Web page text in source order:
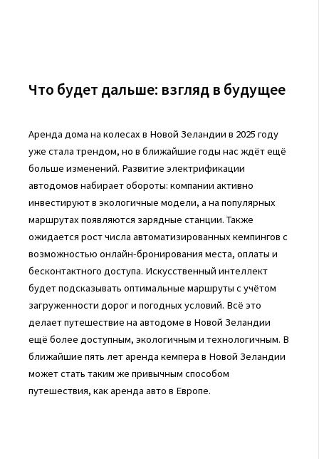
Что будет дальше: взгляд в будущее
Аренда дома на колесах в Новой Зеландии в 2025 году
уже стала трендом, но в ближайшие годы нас ждёт ещё
больше изменений. Развитие электрификации
автодомов набирает обороты: компании активно
инвестируют в экологичные модели, а на популярных
маршрутах появляются зарядные станции. Также
ожидается рост числа автоматизированных кемпингов с
возможностью онлайн-бронирования места, оплаты и
бесконтактного доступа. Искусственный интеллект
будет подсказывать оптимальные маршруты с учётом
загруженности дорог и погодных условий. Всё это
делает путешествие на автодоме в Новой Зеландии
ещё более доступным, экологичным и технологичным. В
ближайшие пять лет аренда кемпера в Новой Зеландии
может стать таким же привычным способом
путешествия, как аренда авто в Европе.